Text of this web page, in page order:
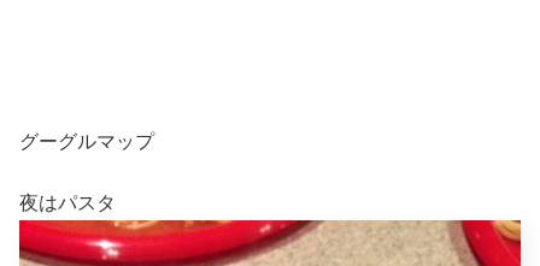
グーグルマップ
夜はパスタ